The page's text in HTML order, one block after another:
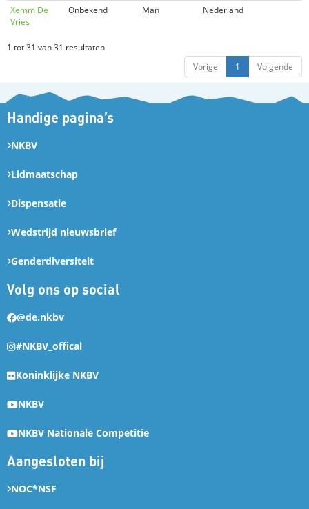
Xemm De
Vries
Onbekend Man Nederland
1 tot 31 van 31 resultaten
Vorige
1 Volgende
Handige pagina’s
NKBV
Lidmaatschap
Dispensatie
Wedstrijd nieuwsbrief
Genderdiversiteit
Volg ons op social
@de.nkbv
#NKBV_offical
Koninklijke NKBV
NKBV
NKBV Nationale Competitie
Aangesloten bij
NOC*NSF